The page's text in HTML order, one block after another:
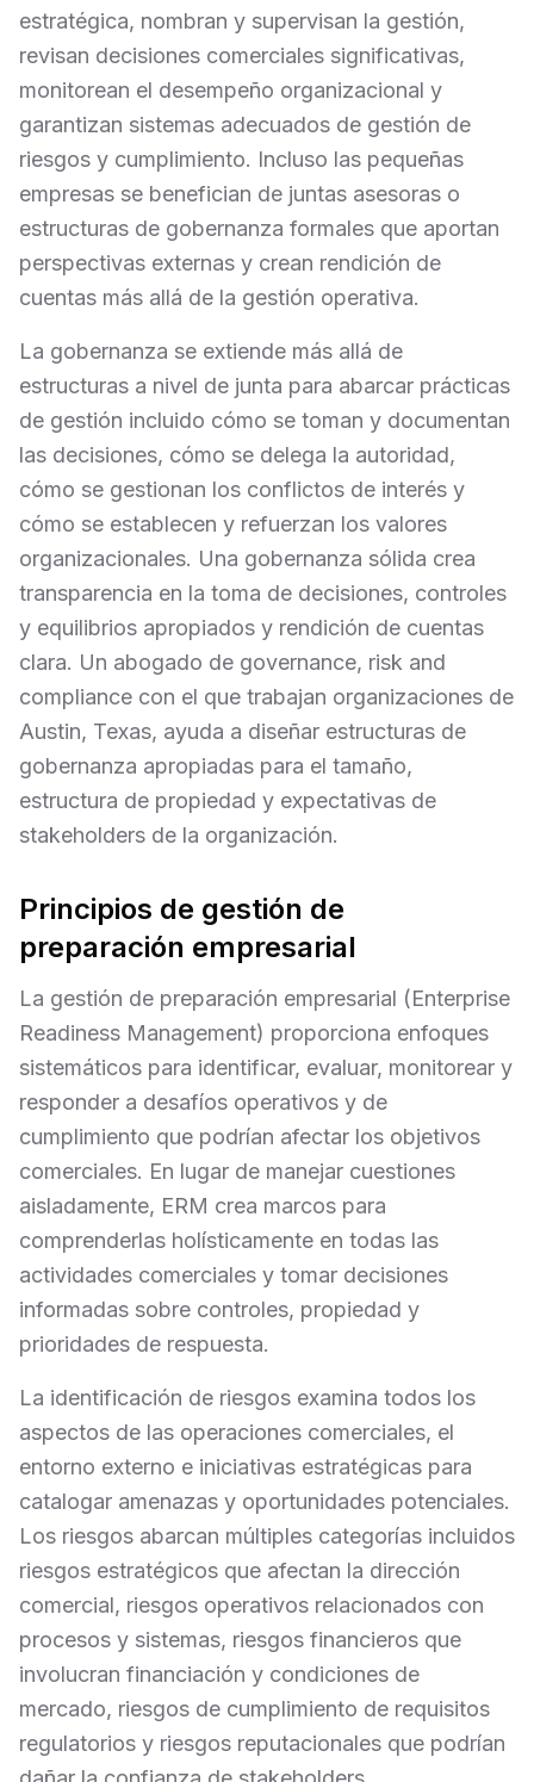
estratégica, nombran y supervisan la gestión,
revisan decisiones comerciales significativas,
monitorean el desempeño organizacional y
garantizan sistemas adecuados de gestión de
riesgos y cumplimiento. Incluso las pequeñas
empresas se benefician de juntas asesoras o
estructuras de gobernanza formales que aportan
perspectivas externas y crean rendición de
cuentas más allá de la gestión operativa.
La gobernanza se extiende más allá de
estructuras a nivel de junta para abarcar prácticas
de gestión incluido cómo se toman y documentan
las decisiones, cómo se delega la autoridad,
cómo se gestionan los conflictos de interés y
cómo se establecen y refuerzan los valores
organizacionales. Una gobernanza sólida crea
transparencia en la toma de decisiones, controles
y equilibrios apropiados y rendición de cuentas
clara. Un abogado de governance, risk and
compliance con el que trabajan organizaciones de
Austin, Texas, ayuda a diseñar estructuras de
gobernanza apropiadas para el tamaño,
estructura de propiedad y expectativas de
stakeholders de la organización.
Principios de gestión de
preparación empresarial
La gestión de preparación empresarial (Enterprise
Readiness Management) proporciona enfoques
sistemáticos para identificar, evaluar, monitorear y
responder a desafíos operativos y de
cumplimiento que podrían afectar los objetivos
comerciales. En lugar de manejar cuestiones
aisladamente, ERM crea marcos para
comprenderlas holísticamente en todas las
actividades comerciales y tomar decisiones
informadas sobre controles, propiedad y
prioridades de respuesta.
La identificación de riesgos examina todos los
aspectos de las operaciones comerciales, el
entorno externo e iniciativas estratégicas para
catalogar amenazas y oportunidades potenciales.
Los riesgos abarcan múltiples categorías incluidos
riesgos estratégicos que afectan la dirección
comercial, riesgos operativos relacionados con
procesos y sistemas, riesgos financieros que
involucran financiación y condiciones de
mercado, riesgos de cumplimiento de requisitos
regulatorios y riesgos reputacionales que podrían